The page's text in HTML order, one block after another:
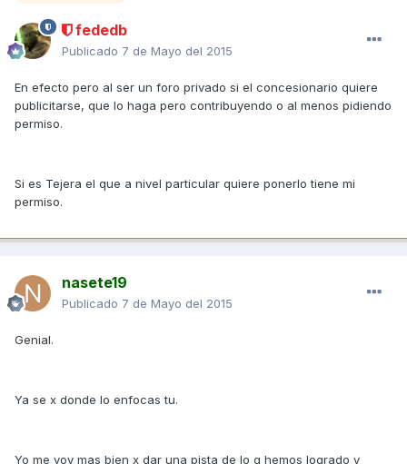
fededb
Publicado 7 de Mayo del 2015
En efecto pero al ser un foro privado si el concesionario quiere
publicitarse, que lo haga pero contribuyendo o al menos pidiendo
permiso.
Si es Tejera el que a nivel particular quiere ponerlo tiene mi
permiso.
nasete19
Publicado 7 de Mayo del 2015
Genial.
Ya se x donde lo enfocas tu.
Yo me voy mas bien x dar una pista de lo q hemos logrado y